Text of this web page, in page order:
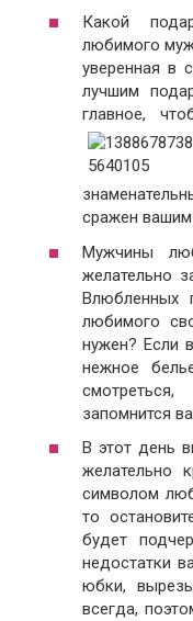
Какой
любимого
уверенная в
лучшим
главное,
сражен
Мужчины
желательно
Влюбленных
любимого
нужен? Если
нежное
запомнится
В этот день
желательно
символом
то
будет
недостатки
юбки,
всегда,